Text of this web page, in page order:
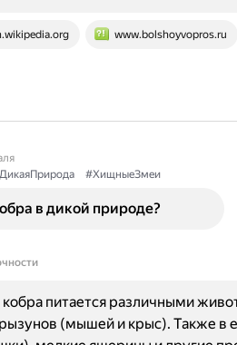
www.bolshoyvopros.ru
#ХищныеЗмеи
в дикой природе?
питается различными
(мышей и крыс). Также в